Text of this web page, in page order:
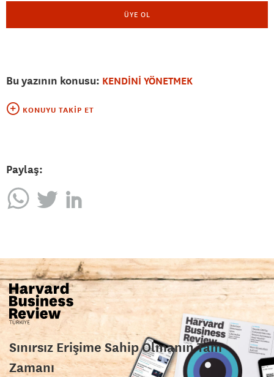
ÜYE OL
Bu yazının konusu: KENDİNİ YÖNETMEK
KONUYU TAKIP ET
Paylaş:
Sınırsız Erişime Sahip Olmanın Tam
Zamanı